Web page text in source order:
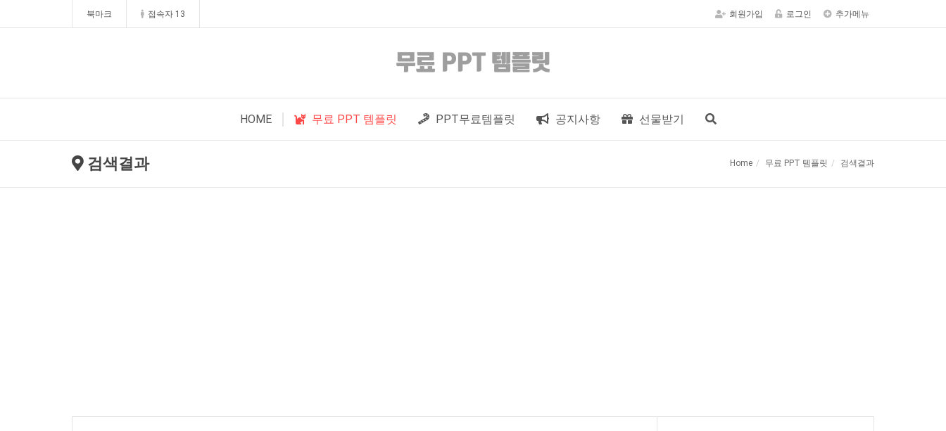
북마크 접속자 13 회원가입 로그인 추가메뉴
HOME 무료 PPT 템플릿 PPT무료템플릿 공지사항 선물받기
검색결과 Home 무료 PPT 템플릿 검색결과